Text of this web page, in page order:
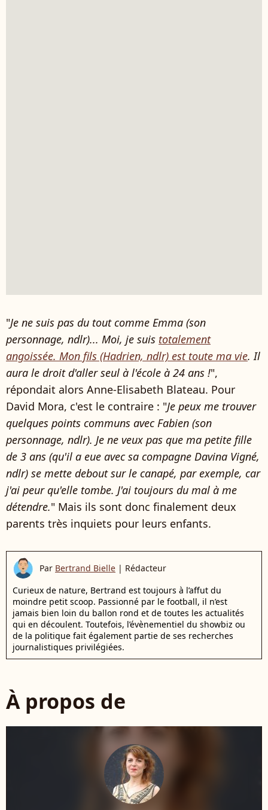
"Je ne suis pas du tout comme Emma (son
personnage, ndlr)... Moi, je suis totalement
angoissée. Mon fils (Hadrien, ndlr) est toute ma vie. Il
aura le droit d'aller seul à l'école à 24 ans !",
répondait alors Anne-Elisabeth Blateau. Pour
David Mora, c'est le contraire : "Je peux me trouver
quelques points communs avec Fabien (son
personnage, ndlr). Je ne veux pas que ma petite fille
de 3 ans (qu'il a eue avec sa compagne Davina Vigné,
ndlr) se mette debout sur le canapé, par exemple, car
j'ai peur qu'elle tombe. J'ai toujours du mal à me
détendre." Mais ils sont donc finalement deux
parents très inquiets pour leurs enfants.
Par Bertrand Bielle | Rédacteur
Curieux de nature, Bertrand est toujours à l’affut du
moindre petit scoop. Passionné par le football, il n’est
jamais bien loin du ballon rond et de toutes les actualités
qui en découlent. Toutefois, l’évènementiel du showbiz ou
de la politique fait également partie de ses recherches
journalistiques privilégiées.
À propos de